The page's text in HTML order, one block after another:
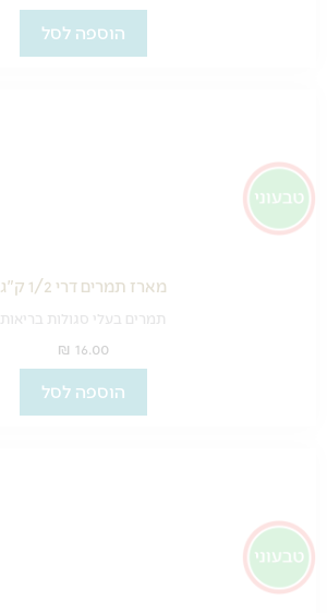
הוספה לסל
מארז תמרים דרי 1/2 ק"ג
תמרים בעלי סגולות בריאות
₪ 16.00
הוספה לסל